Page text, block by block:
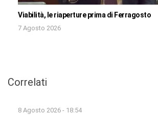
Viabilità, le riaperture prima di Ferragosto
7 Agosto 2026
Correlati
8 Agosto 2026 - 18:54